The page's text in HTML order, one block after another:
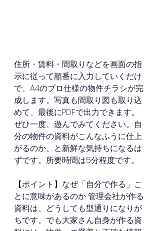
住所・賃料・間取りなどを画面の指
示に従って順番に入力していくだけ
で、A4のプロ仕様の物件チラシが完
成します。写真も間取り図も取り込
めて、最後にPDFで出力できます。
ぜひ一度、遊んでみてください。自
分の物件の資料がこんなふうに仕上
がるのか、と新鮮な気持ちになるは
ずです。所要時間は5分程度です。
【ポイント】なぜ「自分で作る」こ
とに意味があるのか 管理会社が作る
資料は、どうしても型通りになりが
ちです。でも大家さん自身が作る資